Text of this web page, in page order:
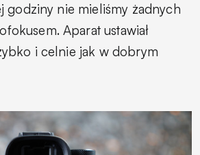
godziny nie mieliśmy żadnych
Aparat ustawiał
i celnie jak w dobrym